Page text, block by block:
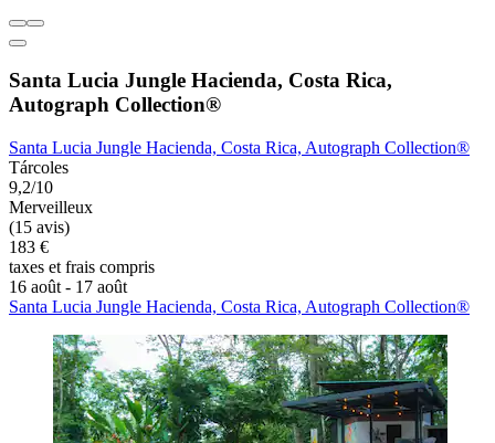
Santa Lucia Jungle Hacienda, Costa Rica,
Autograph Collection®
Santa Lucia Jungle Hacienda, Costa Rica, Autograph Collection®
Tárcoles
9,2/10
Merveilleux
(15 avis)
183 €
taxes et frais compris
16 août - 17 août
Santa Lucia Jungle Hacienda, Costa Rica, Autograph Collection®